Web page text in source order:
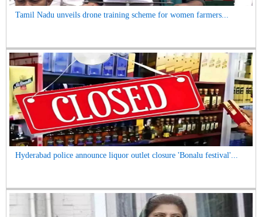
Tamil Nadu unveils drone training scheme for women farmers...
Hyderabad police announce liquor outlet closure 'Bonalu festival'...